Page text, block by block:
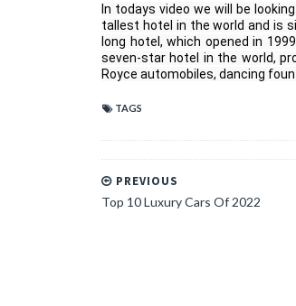
In todays video we will be
tallest hotel in the world and is
long hotel, which opened in
seven-star hotel in the world,
Royce automobiles, dancing
TAGS
PREVIOUS
Top 10 Luxury Cars Of 2022